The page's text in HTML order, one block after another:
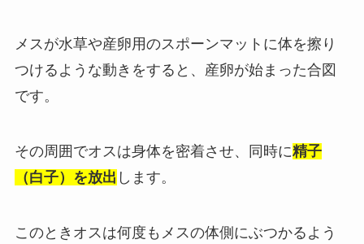
メスが水草や産卵用のスポーンマットに体を擦り
つけるような動きをすると、産卵が始まった合図
です。
その周囲でオスは身体を密着させ、同時に精子
（白子）を放出 します。
このときオスは何度もメスの体側にぶつかるよう